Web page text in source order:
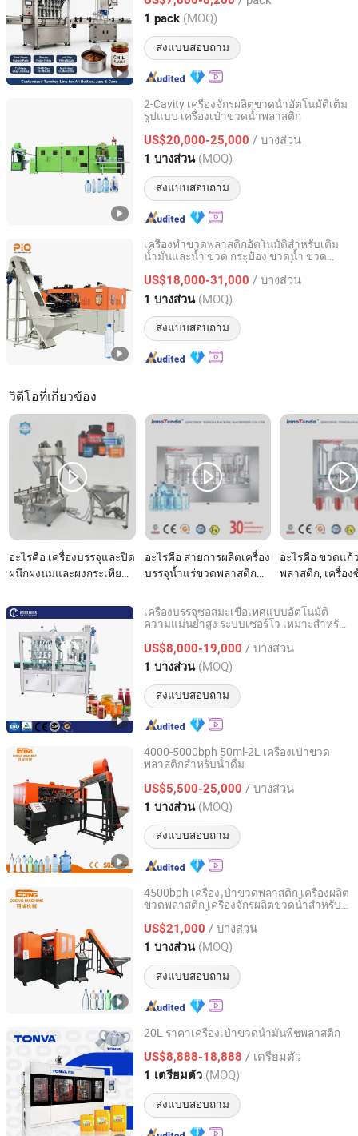
1 pack (MOQ)
ส่งแบบสอบถาม
Guangdong, China อัตราจาก 2026
2-Cavity เครื่องจักรผลิตขวดน้ำอัตโนมัติเต็ม
รูปแบบ เครื่องเป่าขวดน้ำพลาสติก
US$20,000-25,000 / บางส่วน
1 บางส่วน (MOQ)
ส่งแบบสอบถาม
Taizhou Pairui Packaging Machinery Co., Ltd.
Zhejiang, China อัตราจาก 2024
เครื่องทำขวดพลาสติกอัตโนมัติสำหรับเติม
น้ำมันและน้ำ ขวด กระป๋อง ขวดน้ำ ขวด
เครื่องทำแม่พิมพ์
US$18,000-31,000 / บางส่วน
1 บางส่วน (MOQ)
ส่งแบบสอบถาม
Suzhou Pio-Engineer Machinery Co, . Ltd.
Jiangsu, China อัตราจาก 2025
วิดีโอที่เกี่ยวข้อง
อะไรคือ เครื่องบรรจุและปิด
ผนึกผงนมและผงกระเทียม
อัตโนมัติเต็มรูปแบบ
ผลิตภัณฑ์ร้อนพลาสติก
อะไรคือ สายการผลิตเครื่อง
บรรจุน้ำแร่ขวดพลาสติก
บรรจุเครื่องดื่มมีฟอง เครื่อง
บีบผลไม้บริสุทธิ์ และน้ำ
อะไรคือ ขวดแก้
พลาสติก, เครื่อง
การฆ่าเชื้อ, เห
ไวน์แดง, น้ำผล
เครื่องบรรจุซอสมะเขือเทศแบบอัตโนมัติ
ความแม่นยำสูง ระบบเซอร์โว เหมาะสำหรับ
US$8,000-19,000 / บางส่วน
1 บางส่วน (MOQ)
ส่งแบบสอบถาม
Shanghai Paixie Packing Machinery Co., Ltd.
Shanghai, China อัตราจาก 2022
4000-5000bph 50ml-2L เครื่องเป่าขวด
พลาสติกสำหรับน้ำดื่ม
US$5,500-25,000 / บางส่วน
1 บางส่วน (MOQ)
ส่งแบบสอบถาม
Zhangjiagang Eceng Machinery Co., Ltd.
Jiangsu, China อัตราจาก 2008
4500bph เครื่องเป่าขวดพลาสติก เครื่องผลิต
ขวดพลาสติก เครื่องจักรผลิตขวดน้ำสำหรับ
US$21,000 / บางส่วน
1 บางส่วน (MOQ)
ส่งแบบสอบถาม
Zhangjiagang Eceng Machinery Co., Ltd.
Jiangsu, China อัตราจาก 2008
20L ราคาเครื่องเป่าขวดน้ำมันพืชพลาสติก
US$8,888-18,888 / เตรียมตัว
1 เตรียมตัว (MOQ)
ส่งแบบสอบถาม
ZHEJIANG TONVA PLASTICS MACHINE CO., LTD.
Zhejiang, China อัตราจาก 2013